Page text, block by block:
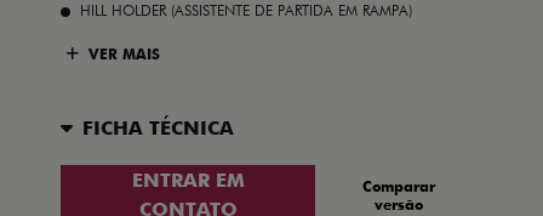
HILL HOLDER (ASSISTENTE DE PARTIDA EM RAMPA)
VER MAIS
FICHA TÉCNICA
ENTRAR EM
CONTATO
Comparar
versão